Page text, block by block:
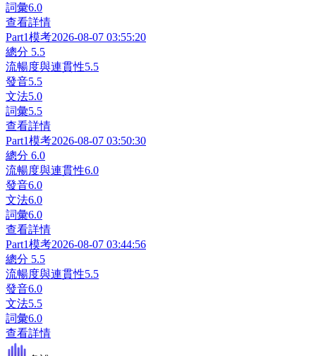
詞彙6.0
查看詳情
Part1模考2026-08-07 03:55:20
總分 5.5
流暢度與連貫性5.5
發音5.5
文法5.0
詞彙5.5
查看詳情
Part1模考2026-08-07 03:50:30
總分 6.0
流暢度與連貫性6.0
發音6.0
文法6.0
詞彙6.0
查看詳情
Part1模考2026-08-07 03:44:56
總分 5.5
流暢度與連貫性5.5
發音6.0
文法5.5
詞彙6.0
查看詳情